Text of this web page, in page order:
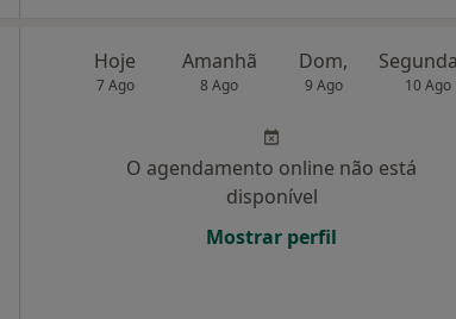
Hoje
7 Ago
Amanhã
8 Ago
Dom,
9 Ago 10 Ago
O agendamento online não está
disponível
Mostrar perfil